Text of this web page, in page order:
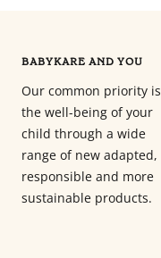
BABYKARE AND YOU
Our common priority is
the well-being of your
child through a wide
range of new adapted,
responsible and more
sustainable products.